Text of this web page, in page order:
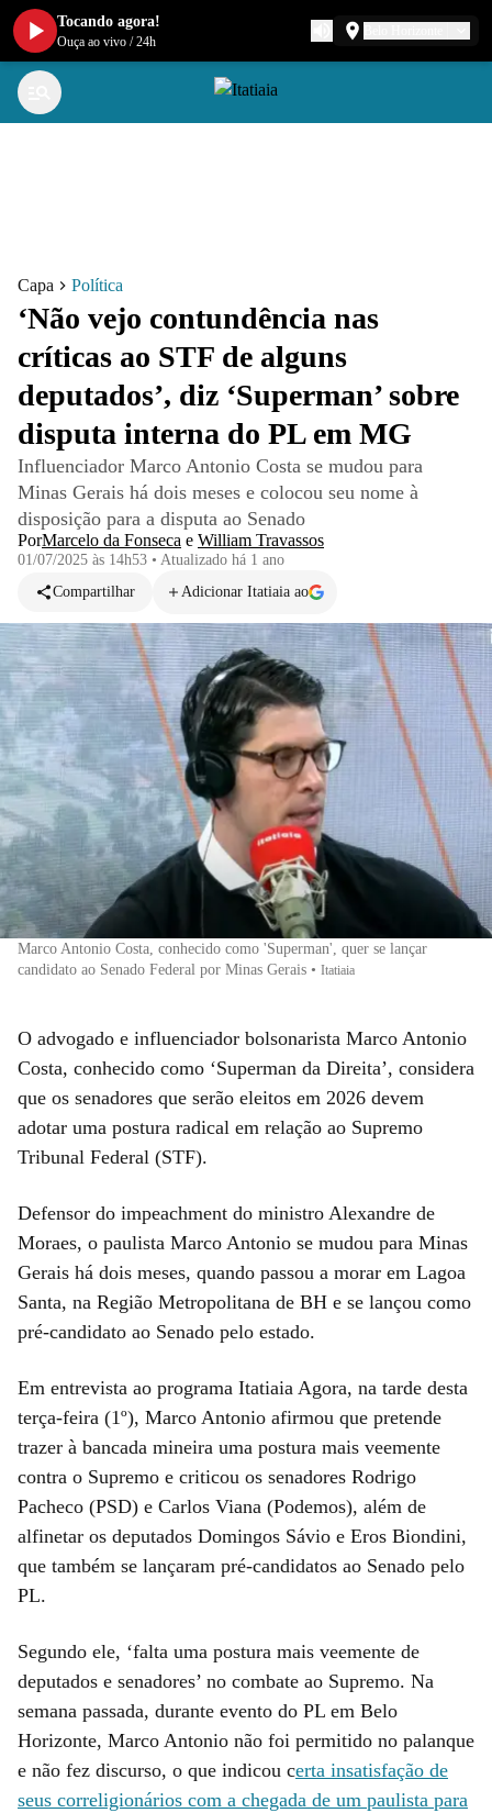
Capa Política
‘Não vejo contundência nas
críticas ao STF de alguns
deputados’, diz ‘Superman’ sobre
disputa interna do PL em MG
Influenciador Marco Antonio Costa se mudou para
Minas Gerais há dois meses e colocou seu nome à
disposição para a disputa ao Senado
PorMarcelo da Fonseca e William Travassos
01/07/2025 às 14h53 • Atualizado há 1 ano
Compartilhar
Adicionar Itatiaia ao
Marco Antonio Costa, conhecido como 'Superman', quer se lançar
candidato ao Senado Federal por Minas Gerais • Itatiaia
O advogado e influenciador bolsonarista Marco Antonio
Costa, conhecido como ‘Superman da Direita’, considera
que os senadores que serão eleitos em 2026 devem
adotar uma postura radical em relação ao Supremo
Tribunal Federal (STF).
Defensor do impeachment do ministro Alexandre de
Moraes, o paulista Marco Antonio se mudou para Minas
Gerais há dois meses, quando passou a morar em Lagoa
Santa, na Região Metropolitana de BH e se lançou como
pré-candidato ao Senado pelo estado.
Em entrevista ao programa Itatiaia Agora, na tarde desta
terça-feira (1º), Marco Antonio afirmou que pretende
trazer à bancada mineira uma postura mais veemente
contra o Supremo e criticou os senadores Rodrigo
Pacheco (PSD) e Carlos Viana (Podemos), além de
alfinetar os deputados Domingos Sávio e Eros Biondini,
que também se lançaram pré-candidatos ao Senado pelo
PL.
Segundo ele, ‘falta uma postura mais veemente de
deputados e senadores’ no combate ao Supremo. Na
semana passada, durante evento do PL em Belo
Horizonte, Marco Antonio não foi permitido no palanque
e não fez discurso, o que indicou certa insatisfação de
seus correligionários com a chegada de um paulista para
Tocando agora!
Ouça ao vivo /24h